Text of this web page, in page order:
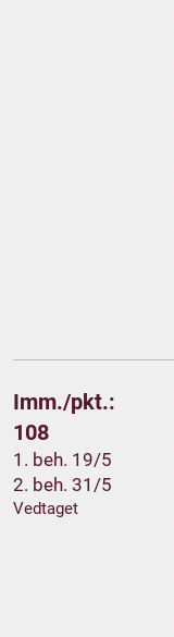
Imm./pkt.:
108
1. beh. 19/5
2. beh. 31/5
Vedtaget